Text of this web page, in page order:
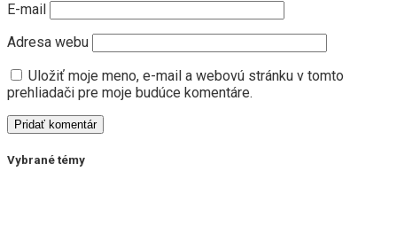
E-mail
Adresa webu
Uložiť moje meno, e-mail a webovú stránku v tomto
prehliadači pre moje budúce komentáre.
Vybrané témy